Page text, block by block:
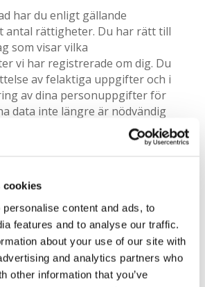
cookies
content and ads, to
features and to analyse our traffic.
about your use of our site with
and analytics partners who
other information that you’ve
har du enligt gällande
antal rättigheter. Du har rätt till
som visar vilka
vi har registrerade om dig. Du
av felaktiga uppgifter och i
av dina personuppgifter för
data inte längre är nödvändig
blev insamlad för. Tänkt dock
legala skyldigheter för oss
synpunkter eller klagomål till
eller undrar något annat
kring personuppgifter som
ska du vända dig till
som är utsedd
och därmed ansvarig för att